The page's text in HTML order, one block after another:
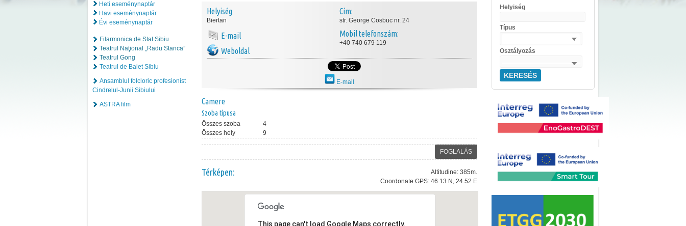
Heti eseménynaptár
Havi eseménynaptár
Évi eseménynaptár
Filarmonica de Stat Sibiu
Teatrul Naţional „Radu Stanca”
Teatrul Gong
Teatrul de Balet Sibiu
Ansamblul folcloric profesionist
Cindrelul-Junii Sibiului
ASTRA film
Helyiség
Biertan
E-mail
Weboldal
Cím:
str. George Cosbuc nr. 24
Mobil telefonszám:
+40 740 679 119
E-mail
Camere
Szoba típusa
Összes szoba
4
Összes hely
9
FOGLALÁS
Altitudine: 385m.
Coordonate GPS: 46.13 N, 24.52 E
Térképen:
This page can't load Google Maps correctly.
Helyiség
Típus
Osztályozás
KERESÉS